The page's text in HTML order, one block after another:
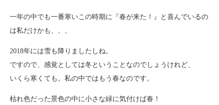
一年の中でも一番寒いこの時期に『春が来た！』と喜んでいるの
は私だけかも、、、
2018年には雪も降りましたしね。
ですので、感覚としては冬ということなのでしょうけれど、
いくら寒くても。私の中ではもう春なのです。
枯れ色だった景色の中に小さな緑に気付けば春！